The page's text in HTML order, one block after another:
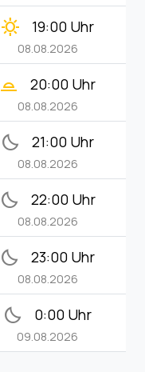
clear_day 19:00 Uhr
08.08.2026
wb_twilight_2 20:00 Uhr
08.08.2026
bedtime 21:00 Uhr
08.08.2026
bedtime 22:00 Uhr
08.08.2026
bedtime 23:00 Uhr
08.08.2026
bedtime 0:00 Uhr
09.08.2026